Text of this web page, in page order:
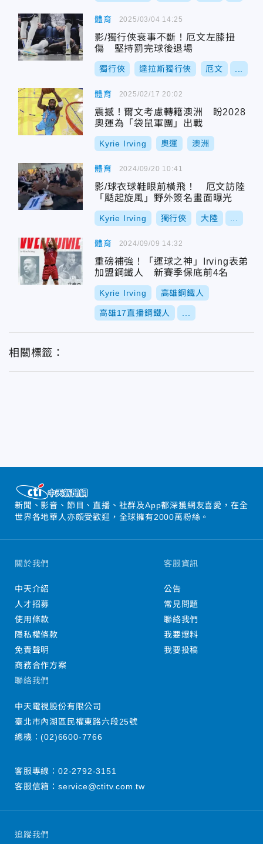
體育
影/獨行俠衰事不斷！厄文左膝扭
傷 堅持罰完球後退場
獨行俠 達拉斯獨行俠 厄文
2025/03/04 14:25
體育
震撼！爾文考慮轉籍澳洲 盼2028
奧運為「袋鼠軍團」出戰
Kyrie Irving 奧運 澳洲
2025/02/17 20:02
體育
影/球衣球鞋眼前橫飛！ 厄文訪陸
「颳起旋風」野外簽名畫面曝光
Kyrie Irving 獨行俠 大陸
2024/09/20 10:41
體育
重磅補強！「運球之神」Irving表弟
加盟鋼鐵人 新賽季保底前4名
Kyrie Irving 高雄鋼鐵人
高雄17直播鋼鐵人
2024/09/09 14:32
相關標籤：
新聞、影音、節目、直播、社群及App都深獲網友喜愛，在全
世界各地華人亦頗受歡迎，全球擁有2000萬粉絲。
追蹤我們
關於我們
中天介紹
人才招募
使用條款
隱私權條款
免責聲明
商務合作方案
客服資訊
公告
常見問題
聯絡我們
我要爆料
我要投稿
聯絡我們
中天電視股份有限公司
臺北市內湖區民權東路六段25號
總機：(02)6600-7766
客服專線： 02-2792-3151
客服信箱： service@ctitv.com.tw